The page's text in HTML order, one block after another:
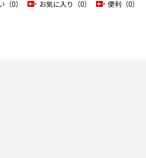
（0） お気に入り（0）
便利（0）